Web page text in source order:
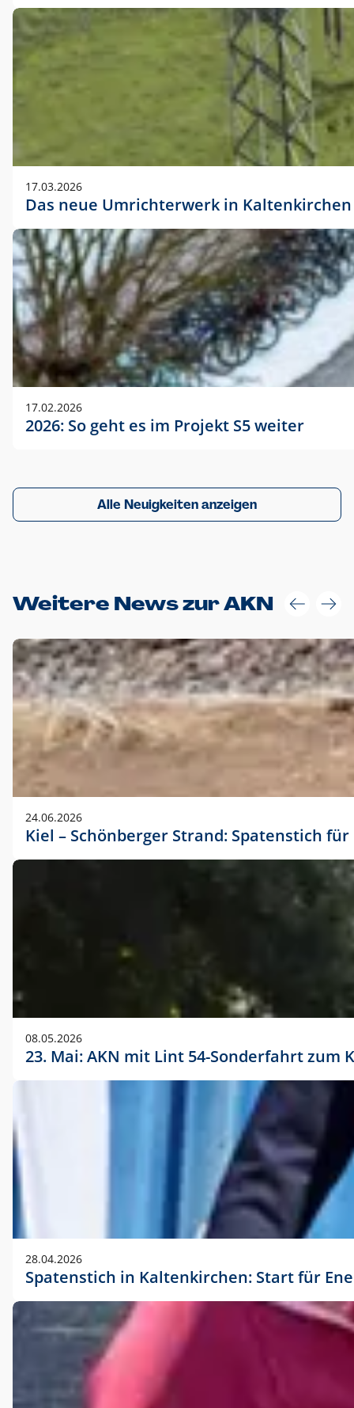
17.03.2026
Das neue Umrichterwerk in Kaltenkirchen
17.02.2026
2026: So geht es im Projekt S5 weiter
Alle Neuigkeiten anzeigen
Weitere News zur AKN
24.06.2026
Kiel – Schönberger Strand: Spatenstich
08.05.2026
23. Mai: AKN mit Lint 54-Sonderfahrt
28.04.2026
Spatenstich in Kaltenkirchen: Start für